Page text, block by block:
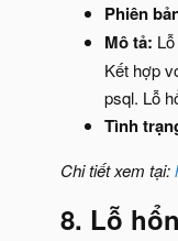
Phiên
Mô tả:
Kết hợp
psql. Lỗ
Tình
Chi tiết xem tại:
8. Lỗ